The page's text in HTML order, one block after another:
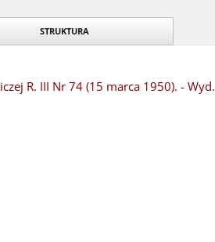
STRUKTURA
R. III Nr 74 (15 marca 1950). - Wyd.